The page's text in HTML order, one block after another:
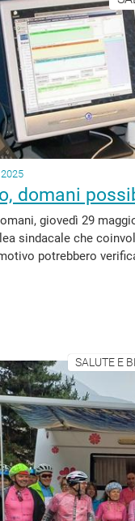
domani
giovedì 29
sindacale che
potrebbero
SALUTE E